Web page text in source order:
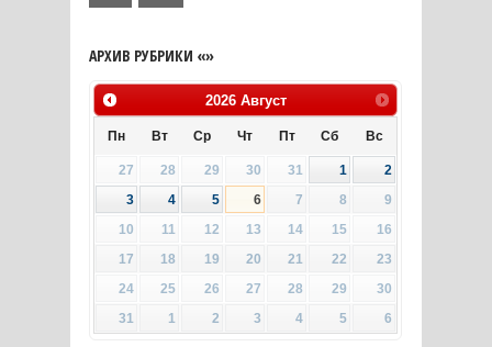
АРХИВ РУБРИКИ «»
2026 Август
Пн Вт Ср Чт Пт Сб Вс
27 28 29 30 31 1
2
3
4 5 6 7 8
9
10
11 12 13 14 15
16
17
18 19 20 21 22
23
24
25 26 27 28 29
30
31
1 2 3 4 5 6